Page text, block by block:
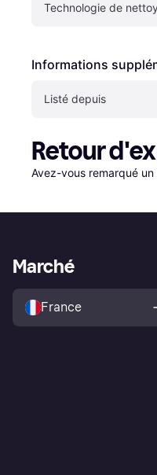
Technologie de
Informations
Listé depuis
Retour
Avez-vous remarqué
Marché
France